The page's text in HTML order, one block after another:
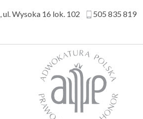
, ul.Wysoka 16 lok. 102 505 835 819